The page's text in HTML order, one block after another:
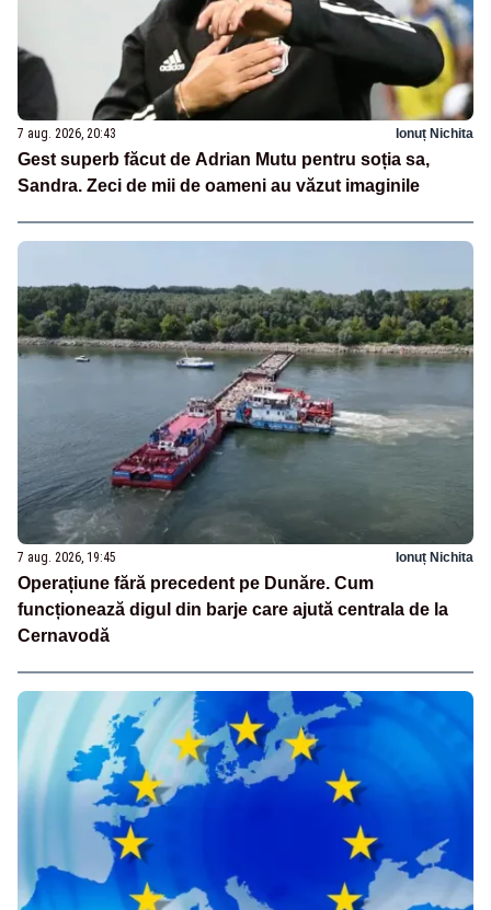
7 aug. 2026, 20:43 Ionuț Nichita
Gest superb făcut de Adrian Mutu pentru soția sa,
Sandra. Zeci de mii de oameni au văzut imaginile
7 aug. 2026, 19:45 Ionuț Nichita
Operațiune fără precedent pe Dunăre. Cum
funcționează digul din barje care ajută centrala de la
Cernavodă